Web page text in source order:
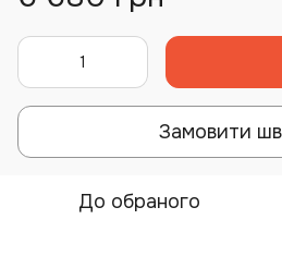
Замовити
До обраного